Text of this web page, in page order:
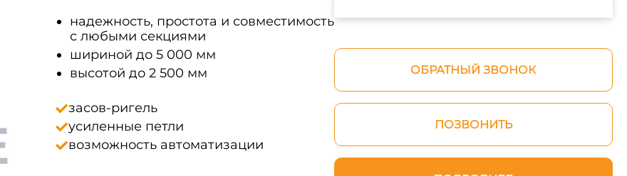
надежность, простота и совместимость
с любыми секциями
шириной до 5 000 мм
высотой до 2 500 мм
засов-ригель
усиленные петли
возможность автоматизации
ОБРАТНЫЙ ЗВОНОК
ПОЗВОНИТЬ